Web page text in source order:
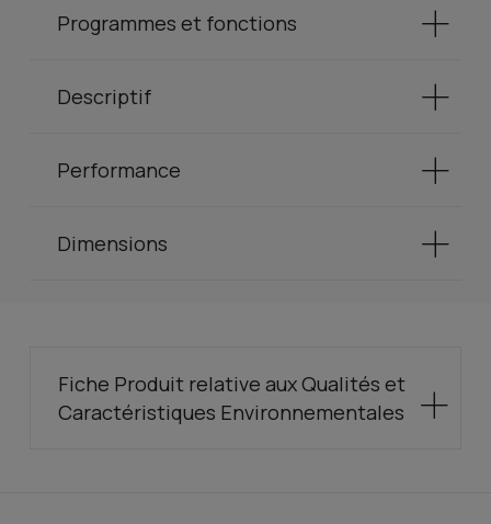
Programmes et fonctions
Descriptif
Performance
Dimensions
Fiche Produit relative aux Qualités et
Caractéristiques Environnementales